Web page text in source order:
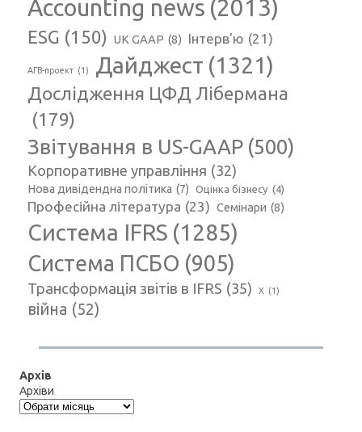
Accounting news (2013)
ESG (150) UK GAAP (8) Інтерв'ю (21)
АГВ-проект (1) Дайджест (1321)
Дослідження ЦФД Лібермана
(179)
Звітування в US-GAAP (500)
Корпоративне управління (32)
Нова дивідендна політика (7) Оцінка бізнесу (4)
Професійна література (23) Семінари (8)
Система IFRS (1285)
Система ПСБО (905)
Трансформація звітів в IFRS (35) Х (1)
війна (52)
Архів
Архіви